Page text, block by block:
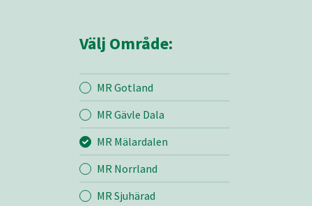
Mina sidor
MR Mälardalen
Välj Område:
MR Gotland
MR Gävle Dala
MR Mälardalen
MR Norrland
MR Sjuhärad